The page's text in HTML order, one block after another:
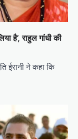
है’, राहुल गांधी की
ईरानी ने कहा कि